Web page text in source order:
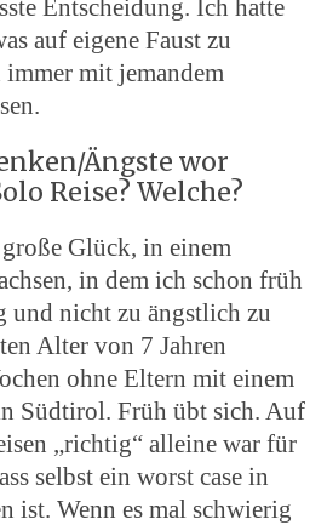
Entscheidung. Ich hatte
auf eigene Faust zu
mit jemandem
Ängste wor
Reise? Welche?
Glück, in einem
in dem ich schon früh
und nicht zu ängstlich zu
Alter von 7 Jahren
ohne Eltern mit einem
Südtirol. Früh übt sich. Auf
„richtig“ alleine war für
selbst ein worst case in
ist. Wenn es mal schwierig